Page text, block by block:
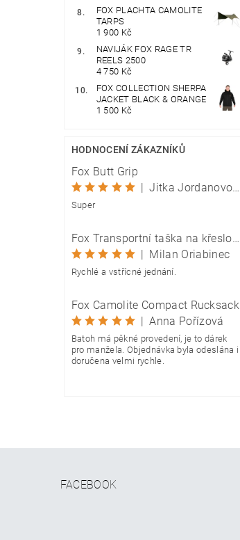
FOX PLACHTA CAMOLITE
TARPS
1 900 Kč
NAVIJÁK FOX RAGE TR
REELS 2500
4 750 Kč
FOX COLLECTION SHERPA
JACKET BLACK & ORANGE
1 500 Kč
HODNOCENÍ ZÁKAZNÍKŮ
Fox Butt Grip
|
Jitka Jordanovová
Super
Fox Transportní taška na křeslo Camolite Chair Bag
| Milan Oriabinec
Rychlé a vstřícné jednání.
Fox Camolite Compact Rucksack
| Anna Pořízová
Batoh má pěkné provedení, je to dárek
pro manžela. Objednávka byla odeslána i
doručena velmi rychle.
FACEBOOK